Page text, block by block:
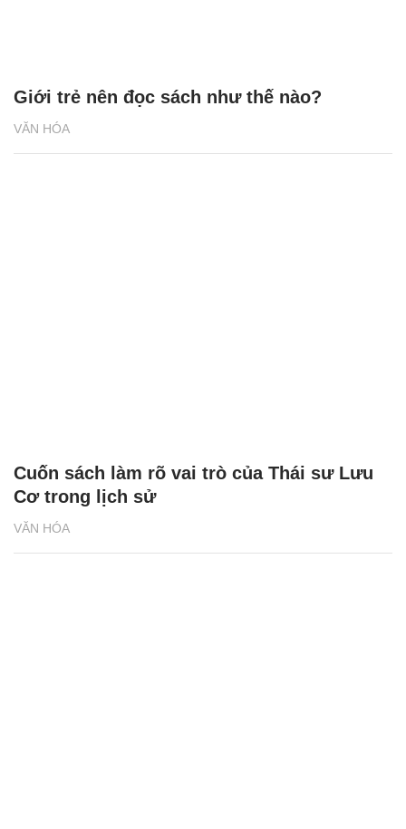
VĂN HÓA
Giới trẻ nên đọc sách như thế nào?
VĂN HÓA
Cuốn sách làm rõ vai trò của Thái sư Lưu
Cơ trong lịch sử